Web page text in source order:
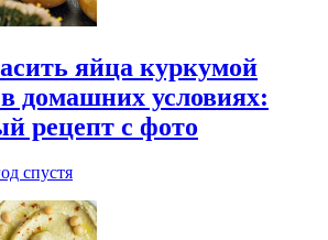
яйца куркумой
домашних условиях:
рецепт с фото
спустя